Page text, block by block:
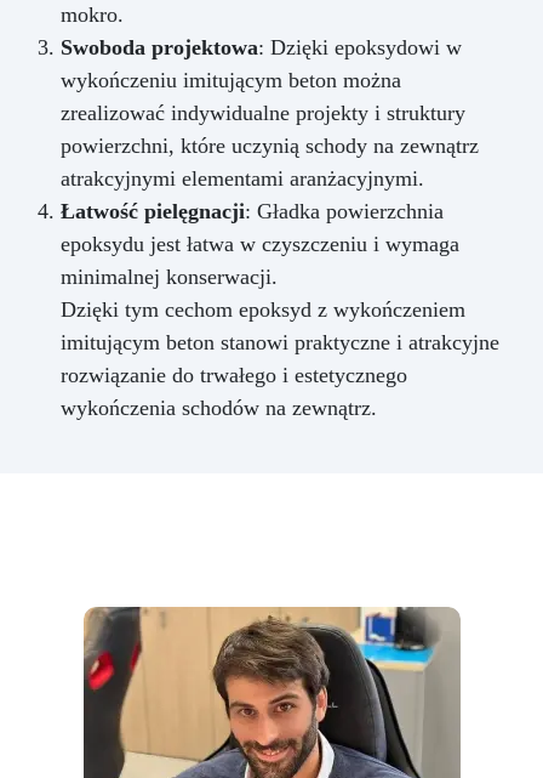
mokro.
Swoboda projektowa: Dzięki epoksydowi w
wykończeniu imitującym beton można
zrealizować indywidualne projekty i struktury
powierzchni, które uczynią schody na zewnątrz
atrakcyjnymi elementami aranżacyjnymi.
Łatwość pielęgnacji: Gładka powierzchnia
epoksydu jest łatwa w czyszczeniu i wymaga
minimalnej konserwacji.
Dzięki tym cechom epoksyd z wykończeniem
imitującym beton stanowi praktyczne i atrakcyjne
rozwiązanie do trwałego i estetycznego
wykończenia schodów na zewnątrz.